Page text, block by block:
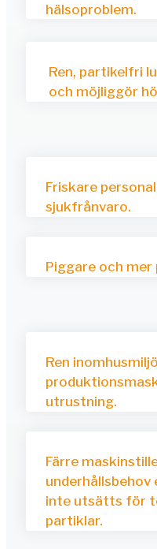
hälsoproblem.
Ren, partikelfri
och möjliggör
Friskare
sjukfrånvaro.
Piggare och
Ren
utrustning.
Färre
inte utsätts för
partiklar.